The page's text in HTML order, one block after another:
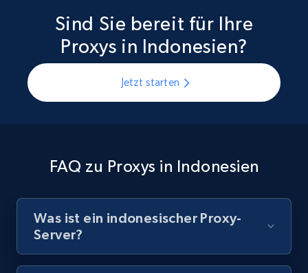
Sind Sie bereit für Ihre
Proxys in Indonesien?
Jetzt starten
FAQ zu Proxys in Indonesien
Was ist ein indonesischer Proxy-
Server?